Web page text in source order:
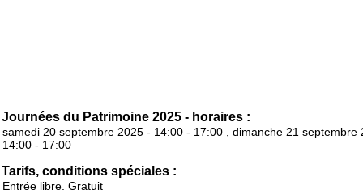
Journées du Patrimoine 2025 - horaires :
samedi 20 septembre 2025 - 14:00 - 17:00 , dimanche 21 septembre
14:00 - 17:00
Tarifs, conditions spéciales :
Entrée libre. Gratuit